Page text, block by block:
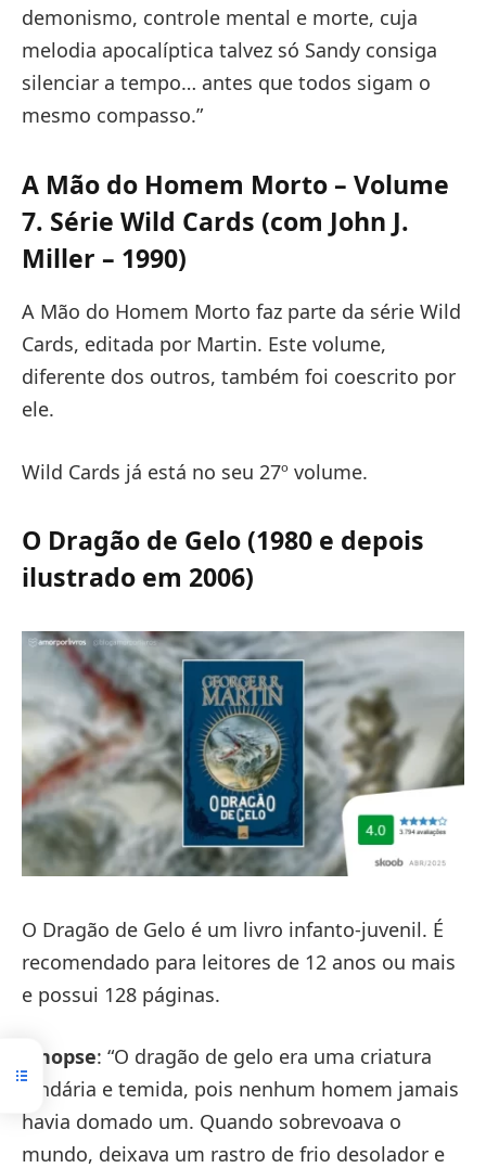
demonismo, controle mental e morte, cuja
melodia apocalíptica talvez só Sandy consiga
silenciar a tempo… antes que todos sigam o
mesmo compasso.”
A Mão do Homem Morto – Volume
7. Série Wild Cards (com John J.
Miller – 1990)
A Mão do Homem Morto faz parte da série Wild
Cards, editada por Martin. Este volume,
diferente dos outros, também foi coescrito por
ele.
Wild Cards já está no seu 27º volume.
O Dragão de Gelo (1980 e depois
ilustrado em 2006)
O Dragão de Gelo é um livro infanto-juvenil. É
recomendado para leitores de 12 anos ou mais
e possui 128 páginas.
Sinopse: “O dragão de gelo era uma criatura
lendária e temida, pois nenhum homem jamais
havia domado um. Quando sobrevoava o
mundo, deixava um rastro de frio desolador e